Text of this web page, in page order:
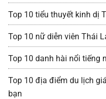
Top 10 tiểu thuyết kinh dị
Top 10 nữ diễn viên Thái
Top 10 danh hài nổi tiếng
Top 10 địa điểm du lịch
bạn